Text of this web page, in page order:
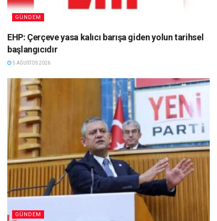
GÜNDEM
EHP: Çerçeve yasa kalıcı barışa giden yolun tarihsel
başlangıcıdır
5 AĞUSTOS 2026
GÜNDEM